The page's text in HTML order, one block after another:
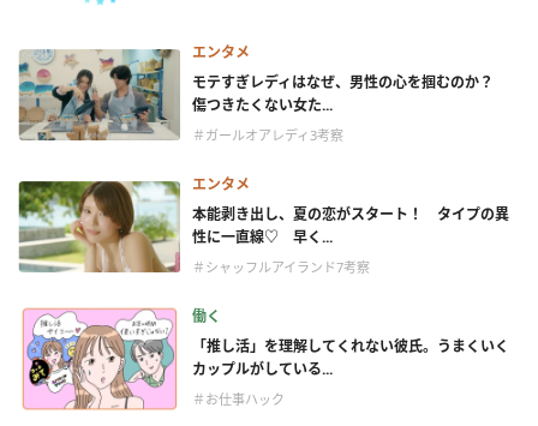
エンタメ
モテすぎレディはなぜ、男性の心を掴むのか？
傷つきたくない女た...
＃ガールオアレディ3考察
エンタメ
本能剥き出し、夏の恋がスタート！ タイプの異
性に一直線♡ 早く...
＃シャッフルアイランド7考察
働く
「推し活」を理解してくれない彼氏。うまくいく
カップルがしている...
＃お仕事ハック